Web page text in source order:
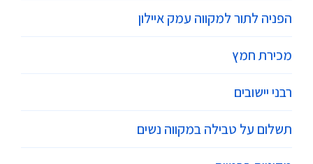
הפניה לתור למקווה עמק איילון
מכירת חמץ
רבני יישובים
תשלום על טבילה במקווה נשים